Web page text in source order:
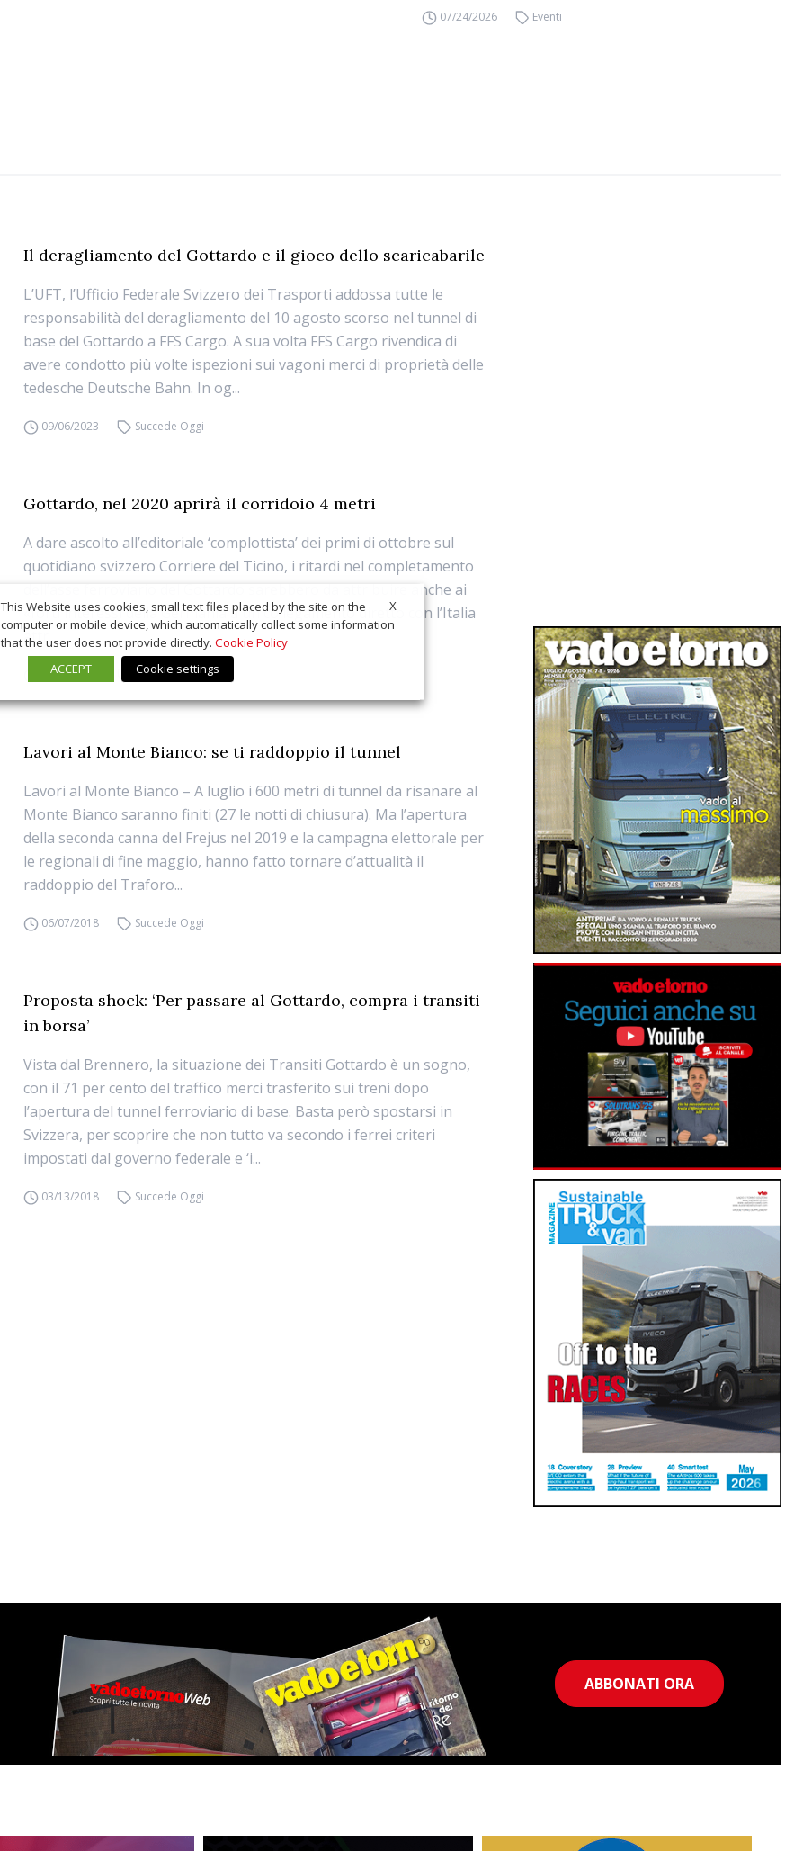
07/24/2026 Eventi
Il deragliamento del Gottardo e il gioco dello scaricabarile
L’UFT, l’Ufficio Federale Svizzero dei Trasporti addossa tutte le
responsabilità del deragliamento del 10 agosto scorso nel tunnel di
base del Gottardo a FFS Cargo. A sua volta FFS Cargo rivendica di
avere condotto più volte ispezioni sui vagoni merci di proprietà delle
tedesche Deutsche Bahn. In og...
09/06/2023 Succede Oggi
Gottardo, nel 2020 aprirà il corridoio 4 metri
A dare ascolto all’editoriale ‘complottista’ dei primi di ottobre sul
quotidiano svizzero Corriere del Ticino, i ritardi nel completamento
dell’asse ferroviario del Gottardo sarebbero da attribuire anche ai
«forti interessi della Germania a un collegamento diretto con l’Italia
attr...
11/02/2019 Succede Oggi
Lavori al Monte Bianco: se ti raddoppio il tunnel
Lavori al Monte Bianco – A luglio i 600 metri di tunnel da risanare al
Monte Bianco saranno finiti (27 le notti di chiusura). Ma l’apertura
della seconda canna del Frejus nel 2019 e la campagna elettorale per
le regionali di fine maggio, hanno fatto tornare d’attualità il
raddoppio del Traforo...
06/07/2018 Succede Oggi
Proposta shock: ‘Per passare al Gottardo, compra i transiti
in borsa’
Vista dal Brennero, la situazione dei Transiti Gottardo è un sogno,
con il 71 per cento del traffico merci trasferito sui treni dopo
l’apertura del tunnel ferroviario di base. Basta però spostarsi in
Svizzera, per scoprire che non tutto va secondo i ferrei criteri
impostati dal governo federale e ‘i...
03/13/2018 Succede Oggi
ABBONATI ORA
X
This Website uses cookies, small text files placed by the site on the
computer or mobile device, which automatically collect some information
that the user does not provide directly. Cookie Policy
ACCEPT
Cookie settings